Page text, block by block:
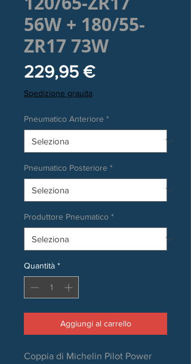
56W + 180/55-
ZR17 73W
229,95 €Prezzo
Spedizione grauita
Pneumatico Anteriore *
Pneumatico Posteriore *
Produttore Pneumatico *
Quantità *
Aggiungi al carrello
Coppia di Michelin Pilot Power